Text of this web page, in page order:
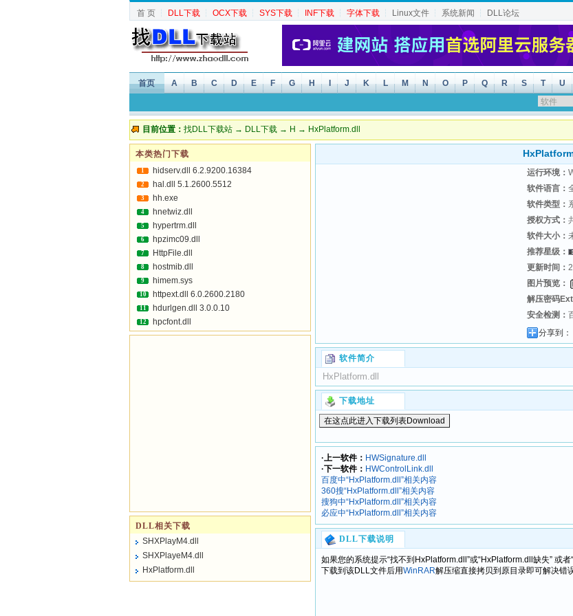
首 页┆ DLL下载┆ OCX下载┆ SYS下载┆ INF下载┆ 字体下载┆ Linux文件┆ 系统新闻 ┆ DLL论坛
首页 A B C D E F G H I J K L M N O P Q R S T U
目前位置： 找DLL下载站→ DLL下载→ H → HxPlatform.dll
运行环境：
软件语言：
软件类型：
授权方式：
软件大小：
推荐星级：
更新时间：
图片预览：
解压密码
安全检测：
分享到：
软件简介
HxPlatform.dll
下载地址
·上一软件： HWSignature.dll
·下一软件： HWControlLink.dll
百度中“HxPlatform.dll”相关内容
360搜“HxPlatform.dll”相关内容
搜狗中“HxPlatform.dll”相关内容
必应中“HxPlatform.dll”相关内容
DLL下载说明
如果您的系统提示“找不到HxPlatform.dll”或“HxPlatform.dll缺失” 或
下载到该DLL文件后用WinRAR解压缩直接拷贝到原目录即可解决错
本类热门下载
1 hidserv.dll 6.2.9200.16384
2 hal.dll 5.1.2600.5512
3 hh.exe
4 hnetwiz.dll
5 hypertrm.dll
6 hpzimc09.dll
7 HttpFile.dll
8 hostmib.dll
9 himem.sys
10 httpext.dll 6.0.2600.2180
11 hdurlgen.dll 3.0.0.10
12 hpcfont.dll
DLL相关下载
SHXPlayM4.dll
SHXPlayeM4.dll
HxPlatform.dll